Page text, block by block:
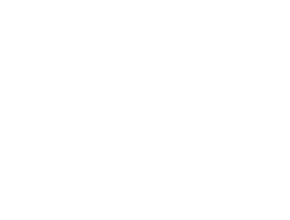
분 만에 바로 깨지고 말았는데...
신입이 알고 보니 나보다 높은 직급?!
다.